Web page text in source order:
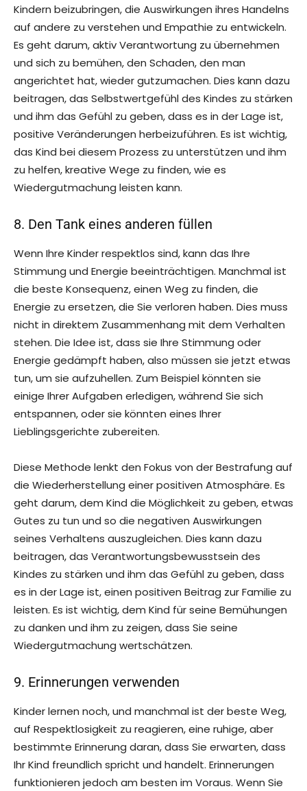
Kindern beizubringen, die Auswirkungen ihres Handelns
auf andere zu verstehen und Empathie zu entwickeln.
Es geht darum, aktiv Verantwortung zu übernehmen
und sich zu bemühen, den Schaden, den man
angerichtet hat, wieder gutzumachen. Dies kann dazu
beitragen, das Selbstwertgefühl des Kindes zu stärken
und ihm das Gefühl zu geben, dass es in der Lage ist,
positive Veränderungen herbeizuführen. Es ist wichtig,
das Kind bei diesem Prozess zu unterstützen und ihm
zu helfen, kreative Wege zu finden, wie es
Wiedergutmachung leisten kann.
8. Den Tank eines anderen füllen
Wenn Ihre Kinder respektlos sind, kann das Ihre
Stimmung und Energie beeinträchtigen. Manchmal ist
die beste Konsequenz, einen Weg zu finden, die
Energie zu ersetzen, die Sie verloren haben. Dies muss
nicht in direktem Zusammenhang mit dem Verhalten
stehen. Die Idee ist, dass sie Ihre Stimmung oder
Energie gedämpft haben, also müssen sie jetzt etwas
tun, um sie aufzuhellen. Zum Beispiel könnten sie
einige Ihrer Aufgaben erledigen, während Sie sich
entspannen, oder sie könnten eines Ihrer
Lieblingsgerichte zubereiten.
Diese Methode lenkt den Fokus von der Bestrafung auf
die Wiederherstellung einer positiven Atmosphäre. Es
geht darum, dem Kind die Möglichkeit zu geben, etwas
Gutes zu tun und so die negativen Auswirkungen
seines Verhaltens auszugleichen. Dies kann dazu
beitragen, das Verantwortungsbewusstsein des
Kindes zu stärken und ihm das Gefühl zu geben, dass
es in der Lage ist, einen positiven Beitrag zur Familie zu
leisten. Es ist wichtig, dem Kind für seine Bemühungen
zu danken und ihm zu zeigen, dass Sie seine
Wiedergutmachung wertschätzen.
9. Erinnerungen verwenden
Kinder lernen noch, und manchmal ist der beste Weg,
auf Respektlosigkeit zu reagieren, eine ruhige, aber
bestimmte Erinnerung daran, dass Sie erwarten, dass
Ihr Kind freundlich spricht und handelt. Erinnerungen
funktionieren jedoch am besten im Voraus. Wenn Sie